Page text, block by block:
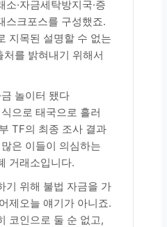
소·자금세탁방지국·증
스크포스를 구성했죠.
지목된 설명할 수 없는
를 밝혀내기 위해서
놀이터 됐다
으로 태국으로 흘러
TF의 최종 조사 결과
은 이들이 의심하는
거래소입니다.
기 위해 불법 자금을 가
제오늘 얘기가 아니죠.
코인으로 둘 순 없고,